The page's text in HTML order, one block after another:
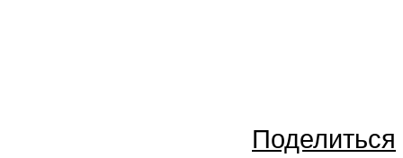
Поделиться